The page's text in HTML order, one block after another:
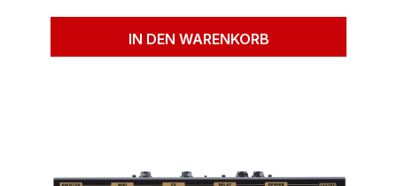
IN DEN WARENKORB